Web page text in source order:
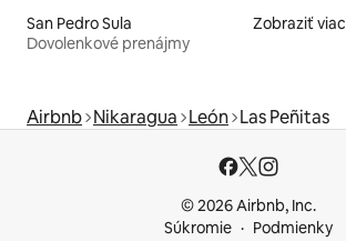
San Pedro Sula
Dovolenkové prenájmy
Zobraziť viac
Airbnb Nikaragua León Las Peñitas
© 2026 Airbnb, Inc.
Súkromie
Podmienky